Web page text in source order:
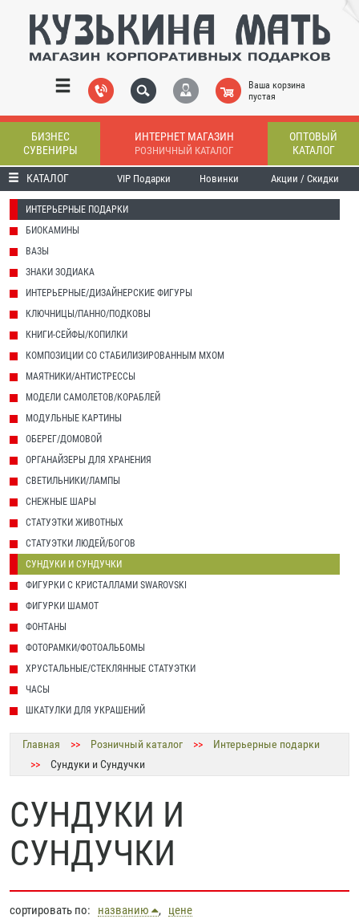
Ваша корзина
пустая
БИЗНЕС
СУВЕНИРЫ
ИНТЕРНЕТ МАГАЗИН
РОЗНИЧНЫЙ КАТАЛОГ
ОПТОВЫЙ
КАТАЛОГ
КАТАЛОГ VIP Подарки Новинки Акции / Скидки
ИНТЕРЬЕРНЫЕ ПОДАРКИ
БИОКАМИНЫ
ВАЗЫ
ЗНАКИ ЗОДИАКА
ИНТЕРЬЕРНЫЕ/ДИЗАЙНЕРСКИЕ ФИГУРЫ
КЛЮЧНИЦЫ/ПАННО/ПОДКОВЫ
КНИГИ-СЕЙФЫ/КОПИЛКИ
КОМПОЗИЦИИ СО СТАБИЛИЗИРОВАННЫМ МХОМ
МАЯТНИКИ/АНТИСТРЕССЫ
МОДЕЛИ САМОЛЕТОВ/КОРАБЛЕЙ
МОДУЛЬНЫЕ КАРТИНЫ
ОБЕРЕГ/ДОМОВОЙ
ОРГАНАЙЗЕРЫ ДЛЯ ХРАНЕНИЯ
СВЕТИЛЬНИКИ/ЛАМПЫ
СНЕЖНЫЕ ШАРЫ
СТАТУЭТКИ ЖИВОТНЫХ
СТАТУЭТКИ ЛЮДЕЙ/БОГОВ
СУНДУКИ И СУНДУЧКИ
ФИГУРКИ С КРИСТАЛЛАМИ SWAROVSKI
ФИГУРКИ ШАМОТ
ФОНТАНЫ
ФОТОРАМКИ/ФОТОАЛЬБОМЫ
ХРУСТАЛЬНЫЕ/СТЕКЛЯННЫЕ СТАТУЭТКИ
ЧАСЫ
ШКАТУЛКИ ДЛЯ УКРАШЕНИЙ
Главная >> Розничный каталог >>
Интерьерные подарки
>>
Сундуки и Сундучки
СУНДУКИ И
СУНДУЧКИ
сортировать по: названию , цене